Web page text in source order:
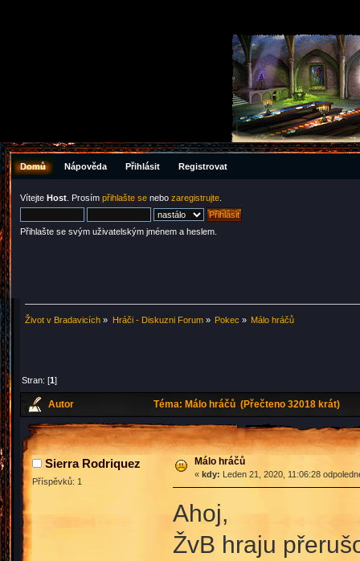
Domů Nápověda Přihlásit Registrovat
Vítejte Host . Prosím přihlašte se nebo zaregistrujte
Přihlašte se svým uživatelským jménem a heslem.
Život v Bradavicích » Hráči - Diskuzni Forum» Pokec » Málo hráčů
Stran: [1]
Autor Téma: Málo hráčů (Přečteno 32018 krát)
Sierra Rodriquez
Příspěvků: 1
Málo hráčů
« kdy: Leden 21, 2020, 11:06:28
Ahoj,
ŽvB hraju